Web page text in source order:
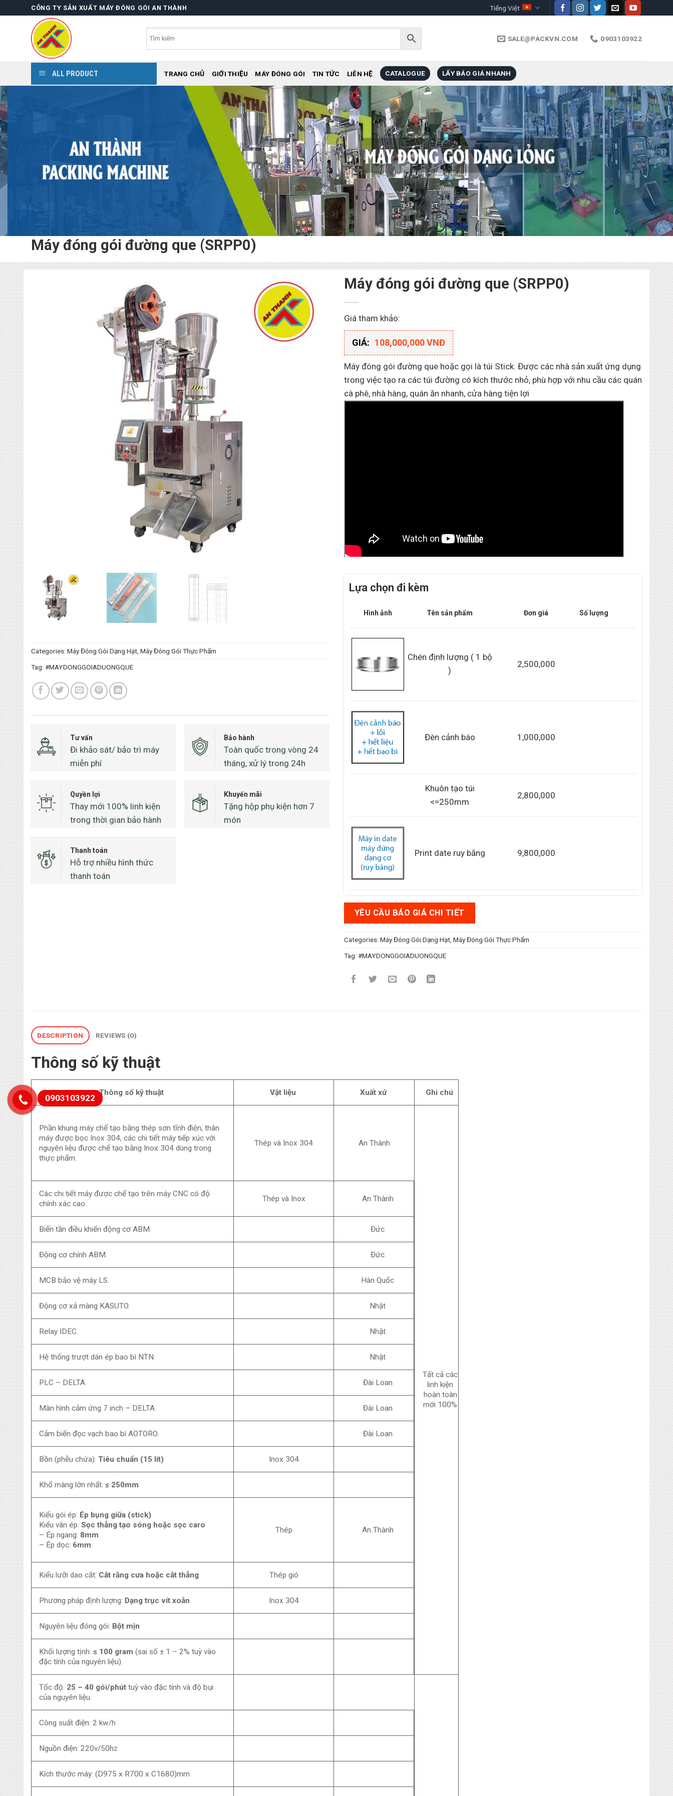
CÔNG TY SẢN XUẤT MÁY ĐÓNG GÓI AN THÀNH Tiếng Việt
SALE@PACKVN.COM 0903103922
ALL PRODUCT TRANG CHỦ GIỚI THIỆU MÁY ĐÓNG GÓI TIN TỨC LIÊN HỆ CATALOGUE LẤY BÁO GIÁ NHANH
Máy đóng gói đường que (SRPP0)
Categories: Máy Đóng Gói Dạng Hạt Máy Đóng Gói Thực Phẩm
Tag: #MAYDONGGOIADUONGQUE
Tư vấn
Đi khảo sát/ bảo trì máy
miễn phí
Bảo hành
Toàn quốc trong vòng 24
tháng, xử lý trong 24h
Quyền lợi
Thay mới 100% linh kiện
trong thời gian bảo hành
Khuyến mãi
Tặng hộp phụ kiện hơn 7
món
Thanh toán
Hỗ trợ nhiều hình thức
thanh toán
Máy đóng gói đường que (SRPP0)
Giá tham khảo:
GIÁ: 108,000,000 VNĐ
Máy đóng gói đường que hoặc gọi là túi Stick. Được các nhà sản xuất ứng dụng
trong việc tạo ra các túi đường có kích thước nhỏ, phù hợp với nhu cầu các quán
cà phê, nhà hàng, quán ăn nhanh, cửa hàng tiện lợi
Lựa chọn đi kèm
Hình ảnh Tên sản phẩm Đơn giá Số lượng
Chén định lượng ( 1 bộ
)
2,500,000
Đèn cảnh báo 1,000,000
Khuôn tạo túi
<=250mm
2,800,000
Print date ruy băng 9,800,000
YÊU CẦU BÁO GIÁ CHI TIẾT
Categories: Máy Đóng Gói Dạng Hạt, Máy Đóng Gói Thực Phẩm
Tag: #MAYDONGGOIADUONGQUE
DESCRIPTION REVIEWS (0)
Thông số kỹ thuật
Thông số kỹ thuật Vật liệu Xuất xứ Ghi chú
Phần khung máy chế tạo bằng thép sơn tĩnh điện, thân
máy được bọc Inox 304, các chi tiết máy tiếp xúc với
nguyên liệu được chế tạo bằng Inox 304 dùng trong
thực phẩm.
Thép và Inox 304 An Thành
Tất cả các
linh kiện
hoàn toàn
mới 100%
Các chi tiết máy được chế tạo trên máy CNC có độ
chính xác cao.
Thép và Inox An Thành
Biến tần điều khiển động cơ ABM. Đức
Động cơ chính ABM. Đức
MCB bảo vệ máy LS. Hàn Quốc
Động cơ xả màng KASUTO. Nhật
Relay IDEC. Nhật
Hệ thống trượt dán ép bao bì NTN. Nhật
PLC – DELTA. Đài Loan
Màn hình cảm ứng 7 inch – DELTA. Đài Loan
Cảm biến đọc vạch bao bì AOTORO. Đài Loan
Bồn (phễu chứa): Tiêu chuẩn (15 lít) Inox 304
Khổ màng lớn nhất: ≤ 250mm
Kiểu gói ép: Ép bụng giữa (stick)
Kiểu vân ép: Sọc thẳng tạo sóng hoặc sọc caro
– Ép ngang: 8mm
– Ép dọc: 6mm
Thép An Thành
Kiểu lưỡi dao cắt: Cắt răng cưa hoặc cắt thẳng Thép gió
Phương pháp định lượng: Dạng trục vít xoắn Inox 304
Nguyên liệu đóng gói: Bột mịn
Khối lượng tịnh: ≤ 100 gram (sai số ± 1 – 2% tuỳ vào
đặc tính của nguyên liệu).
Tốc độ: 25 – 40 gói/phút tuỳ vào đặc tính và độ bụi
của nguyên liệu.
Công suất điện: 2 kw/h
Nguồn điện: 220v/50hz
Kích thước máy: (D975 x R700 x C1680)mm
0903103922